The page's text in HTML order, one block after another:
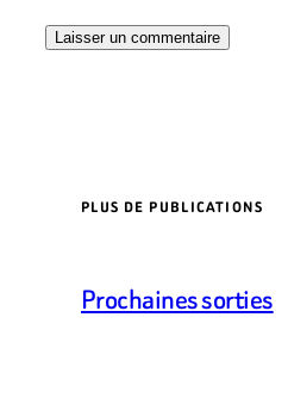
PLUS DE PUBLICATIONS
Prochaines sorties